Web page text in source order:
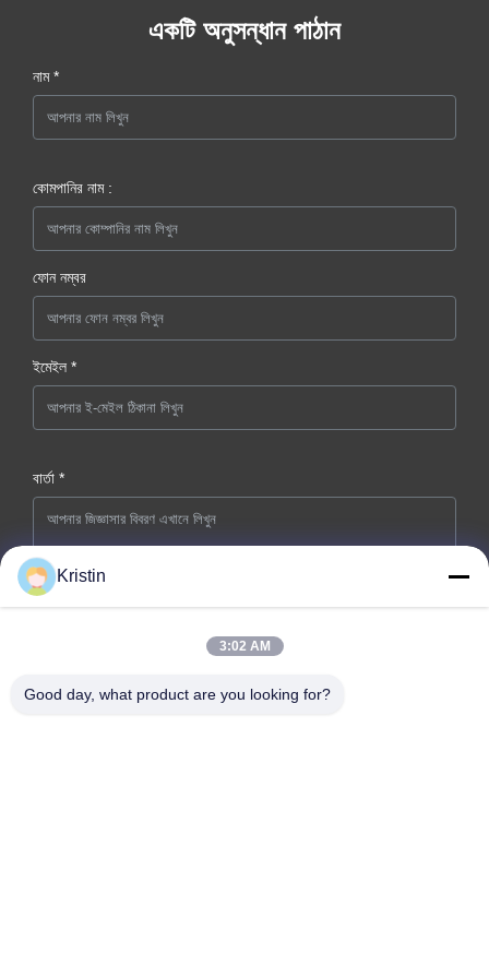
একটি অনুসন্ধান পাঠান
নাম *
কোমপানির নাম :
ফোন নম্বর
ইমেইল *
বার্তা *
Kristin
3:02 AM
Good day, what product are you looking for?